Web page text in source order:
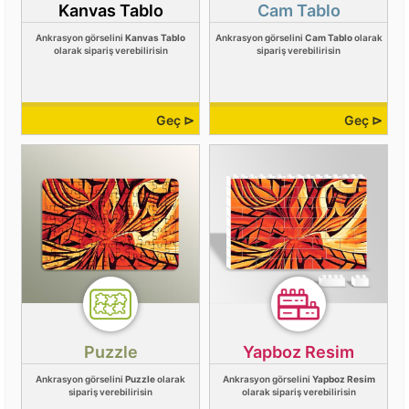
Kanvas Tablo
Ankrasyon görselini Kanvas Tablo
olarak sipariş verebilirisin
Geç ⊳
Cam Tablo
Ankrasyon görselini Cam Tabloolarak
sipariş verebilirisin
Geç ⊳
Puzzle
Ankrasyon görselini Puzzleolarak
sipariş verebilirisin
Yapboz Resim
Ankrasyon görselini Yapboz Resim
olarak sipariş verebilirisin